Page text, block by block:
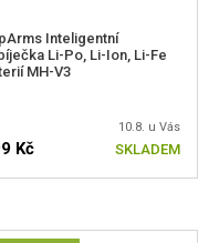
Inteligentní
Li-Po, Li-Ion, Li-Fe
MH-V3
10.8. u Vás
Kč SKLADEM